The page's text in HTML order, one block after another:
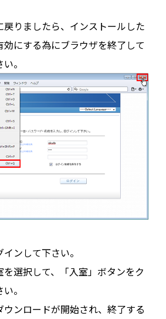
戻りましたら、インストールした
効にする為にブラウザを終了して
。
ンして下さい。
を選択して、「入室」ボタンをク
。
ウンロードが開始され、終了する